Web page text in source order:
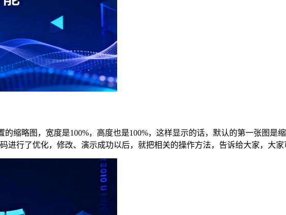
的缩略图，宽度是100%，高度也是100%，这样显示的话，默认的第一张图是
进行了优化，修改、演示成功以后，就把相关的操作方法，告诉给大家，大家